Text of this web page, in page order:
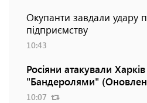
Окупанти завдали удару
підприємству
10:43
Росіяни атакували
"Бандеролями"
10:07